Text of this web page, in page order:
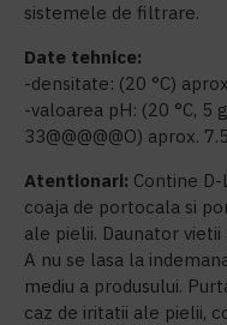
sistemele de filtrare.
Date tehnice:
-densitate: (20 °C)
-valoarea pH: (20 °C, 5
33@@@@@O) aprox.
Atentionari: Contine
coaja de portocala si
ale pielii. Daunator
A nu se lasa la
mediu a produsului.
caz de iritatii ale pielii,